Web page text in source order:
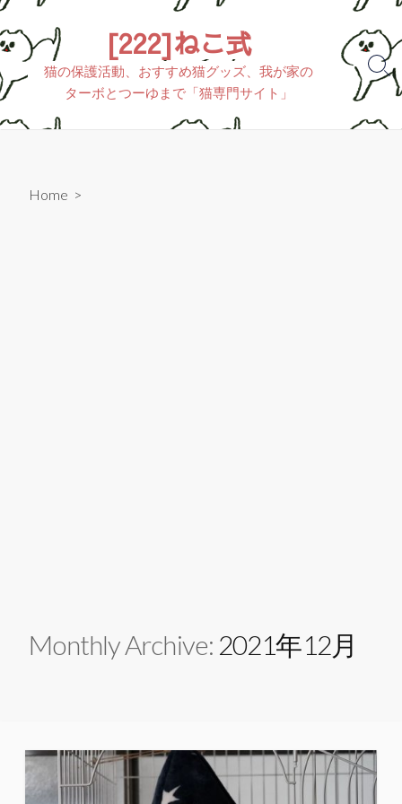
[222]ねこ式
猫の保護活動、おすすめ猫グッズ、我が家の
ターボとつーゆまで「猫専門サイト」
Home >
Monthly Archive: 2021年12月